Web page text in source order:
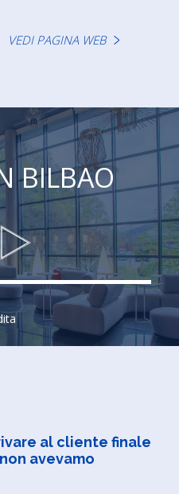
BILBAO
VEDI PAGINA WEB
al cliente finale
avevamo